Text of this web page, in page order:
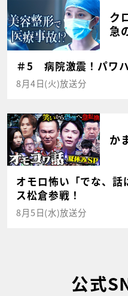
ク
急
＃5 病院激震！パワ
8月4日(火)放送分
か
オモロ怖い「でな、話
ス松倉参戦！
8月5日(水)放送分
公式